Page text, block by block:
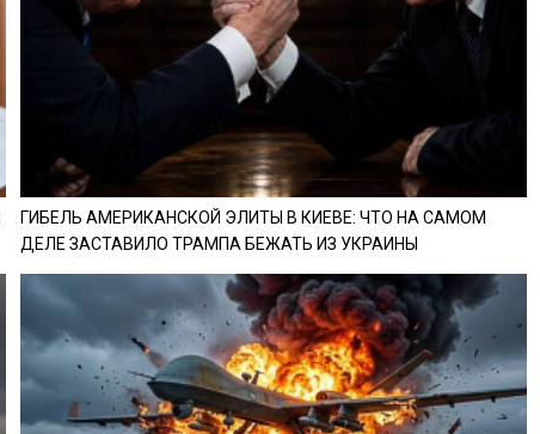
ГИБЕЛЬ АМЕРИКАНСКОЙ ЭЛИТЫ В КИЕВЕ: ЧТО НА САМОМ
ДЕЛЕ ЗАСТАВИЛО ТРАМПА БЕЖАТЬ ИЗ УКРАИНЫ